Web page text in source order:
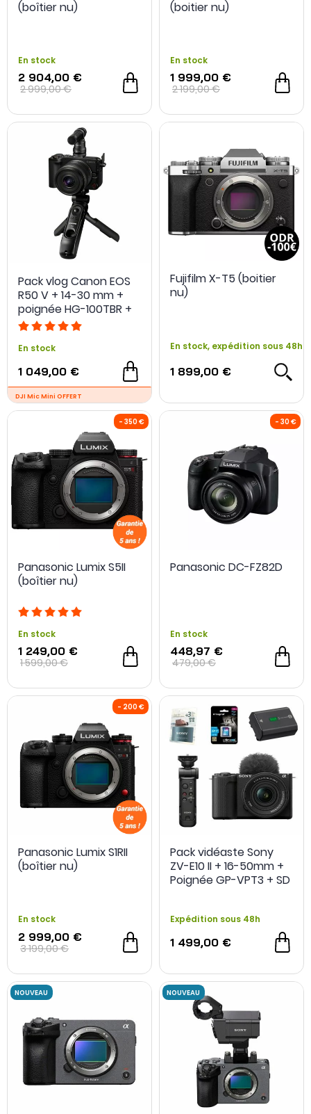
(boîtier nu)
En stock
2 904,00 €
2 999,00 €
(boitier nu)
En stock
1 999,00 €
2 199,00 €
Pack vlog Canon EOS
R50 V + 14-30 mm +
poignée HG-100TBR +
Micro DM-E100 + Carte
En stock
1 049,00 €
Fujifilm X-T5 (boitier
nu)
En stock, expédition sous 48h
1 899,00 €
Panasonic Lumix S5II
(boîtier nu)
En stock
1 249,00 €
1 599,00 €
Panasonic DC-FZ82D
En stock
448,97 €
479,00 €
Panasonic Lumix S1RII
(boîtier nu)
En stock
2 999,00 €
3 199,00 €
Pack vidéaste Sony
ZV-E10 II + 16-50mm +
Poignée GP-VPT3 + SD
garantie
Expédition sous 48h
1 499,00 €